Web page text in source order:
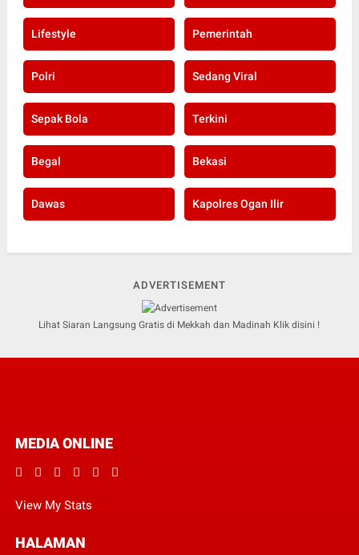
Lifestyle Pemerintah
Polri Sedang Viral
Sepak Bola Terkini
Begal Bekasi
Dawas Kapolres Ogan Ilir
ADVERTISEMENT
Lihat Siaran Langsung Gratis di Mekkah dan Madinah Klik disini !
MEDIA ONLINE
View My Stats
HALAMAN